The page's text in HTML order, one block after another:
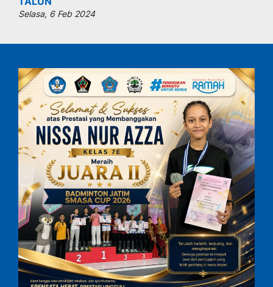
Selasa, 6 Feb 2024